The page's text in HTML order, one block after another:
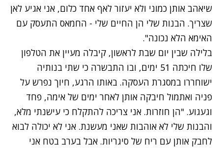
שיאהב אותן כמוני ולא יעזור לאף אחד כלום, אני אגיע לאן
שצריך. הבנות שלי הן החיים שלי - החמאס התעסק עם
האימא הלא נכונה".
נתקלנו בבעיה
נסה שוב
נתקלנו בבעיה
נסה שוב
בלילה שבין יום שבת לראשון, קיבלה מעיין את הטלפון
שלו חיכתה 51 ימים, ובו התבשרה כי שתי בנותיה
ישוחררו במסגרת העסקה. באותו הרגע, חיוך נפרש על
פניה ואתמול חיבקה אותן לאחר ימים של אימה, פחד
וגעגוע. "הן חוזרות. אני צריכה להתקלח כי עישנתי מלא,
והבנות שלי לא אוהבות שאני מעשנת. אני לא יכולה לבוא
לחבק אותן עם ריח של סיגריות. אבל בערב בטח אני